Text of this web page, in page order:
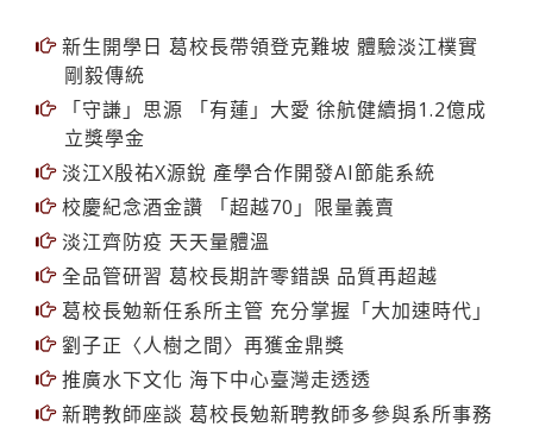
新生開學日 葛校長帶領登克難坡 體驗淡江樸實
剛毅傳統
「守謙」思源 「有蓮」大愛 徐航健續捐1.2億成
立獎學金
淡江X殷祐X源銳 產學合作開發AI節能系統
校慶紀念酒金讚 「超越70」限量義賣
淡江齊防疫 天天量體溫
全品管研習 葛校長期許零錯誤 品質再超越
葛校長勉新任系所主管 充分掌握「大加速時代」
劉子正〈人樹之間〉再獲金鼎獎
推廣水下文化 海下中心臺灣走透透
新聘教師座談 葛校長勉新聘教師多參與系所事務